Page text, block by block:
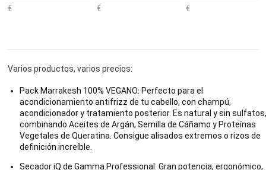
Varios productos, varios precios:
Pack Marrakesh 100% VEGANO: Perfecto para el
acondicionamiento antifrizz de tu cabello, con champú,
acondicionador y tratamiento posterior. Es natural y sin
combinando Aceites de Argán, Semilla de Cáñamo y Proteínas
Vegetales de Queratina. Consigue alisados extremos o rizos de
definición increíble.
Secador iQ de Gamma.Professional: Gran potencia, ergonómico,